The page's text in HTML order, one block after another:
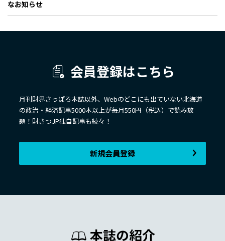
なお知らせ
会員登録はこちら
月刊財界さっぽろ本誌以外、Webのどこにも出ていない北海道
の政治・経済記事5000本以上が毎月550円（税込）で読み放
題！財さつJP独自記事も続々！
新規会員登録
本誌の紹介